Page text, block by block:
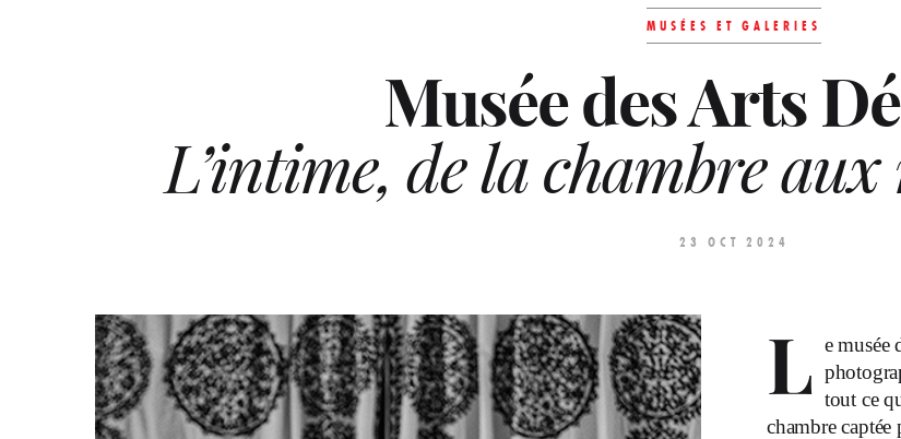
MUSÉES ET GALERIES
Musée des Arts
L’intime, de la chambre
23 OCT 2024
L e musée
tout ce
chambre